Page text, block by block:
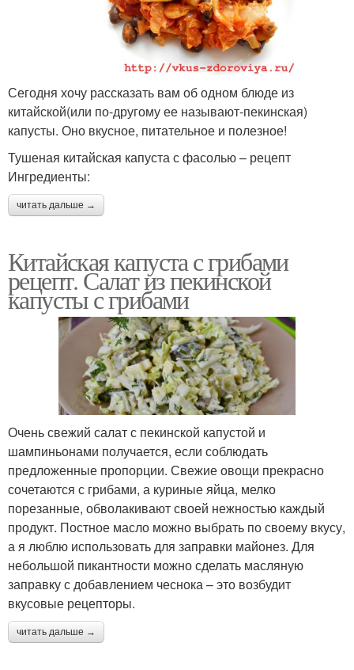
Сегодня хочу рассказать вам об одном блюде из
китайской(или по-другому ее называют-пекинская)
капусты. Оно вкусное, питательное и полезное!
Тушеная китайская капуста с фасолью – рецепт
Ингредиенты:
читать дальше →
Китайская капуста с грибами
рецепт. Салат из пекинской
капусты с грибами
Очень свежий салат с пекинской капустой и
шампиньонами получается, если соблюдать
предложенные пропорции. Свежие овощи прекрасно
сочетаются с грибами, а куриные яйца, мелко
порезанные, обволакивают своей нежностью каждый
продукт. Постное масло можно выбрать по своему вкусу,
а я люблю использовать для заправки майонез. Для
небольшой пикантности можно сделать масляную
заправку с добавлением чеснока – это возбудит
вкусовые рецепторы.
читать дальше →